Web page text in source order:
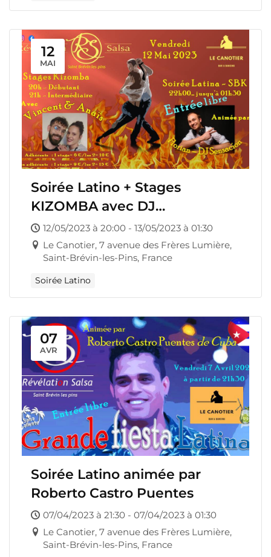
12
MAI
Soirée Latino + Stages
KIZOMBA avec DJ
SENSACION
12/05/2023 à 20:00 - 13/05/2023 à 01:30
Le Canotier, 7 avenue des Frères Lumière,
Saint-Brévin-les-Pins, France
Soirée Latino
07
AVR
Soirée Latino animée par
Roberto Castro Puentes
07/04/2023 à 21:30 - 07/04/2023 à 01:30
Le Canotier, 7 avenue des Frères Lumière,
Saint-Brévin-les-Pins, France